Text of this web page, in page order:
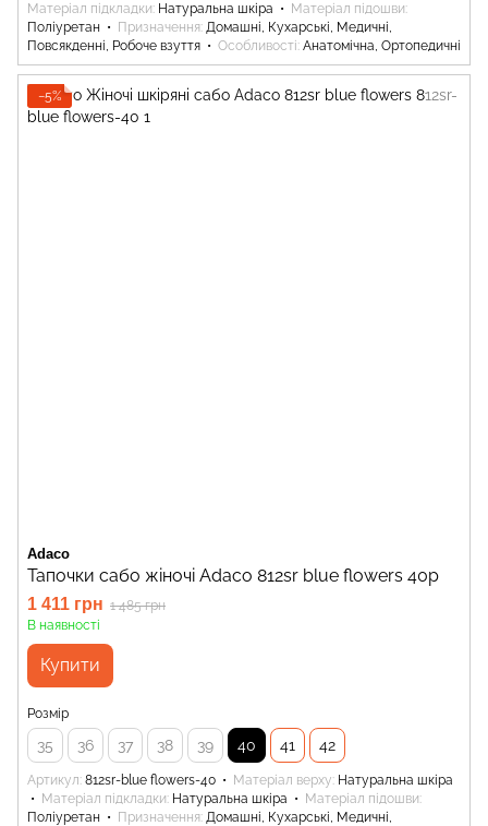
Матеріал підкладки Натуральна шкіра
Матеріал підошви
Поліуретан
Призначення Домашні, Кухарські, Медичні,
Повсякденні, Робоче взуття
Особливості Анатомічна, Ортопедичні
−5%
Adaco
Тапочки сабо жіночі Adaco 812sr blue flowers 40р
1 411 грн 1 485 грн
В наявності
Купити
Розмір
35 36 37 38 39 40 41 42
Артикул 812sr-blue flowers-40 Матеріал верху Натуральна шкіра
Матеріал підкладки Натуральна шкіра
Матеріал підошви
Поліуретан
Призначення Домашні, Кухарські, Медичні,